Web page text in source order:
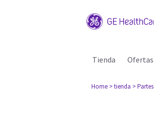
Tienda Ofertas
Home > tienda > Partes